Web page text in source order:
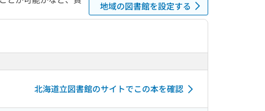
地域の図書館を設定する
北海道立図書館のサイトでこの本を確認